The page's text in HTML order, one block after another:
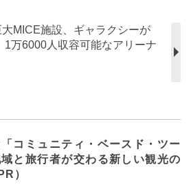
MICE施設、ギャラクシーが
1万6000人収容可能なアリーナ
コミュニティ・ベースド・ツー
と旅行者が交わる新しい観光の
）